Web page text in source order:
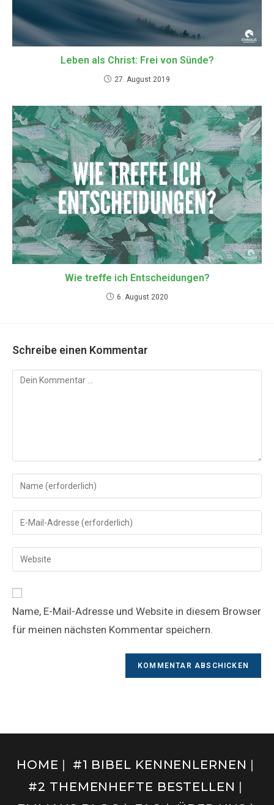
Leben als Christ: Frei von Sünde?
27. August 2019
Wie treffe ich Entscheidungen?
6. August 2020
Schreibe einen Kommentar
Name, E-Mail-Adresse und Website in diesem Browser
für meinen nächsten Kommentar speichern.
HOME
#1 BIBEL KENNENLERNEN
#2 THEMENHEFTE BESTELLEN